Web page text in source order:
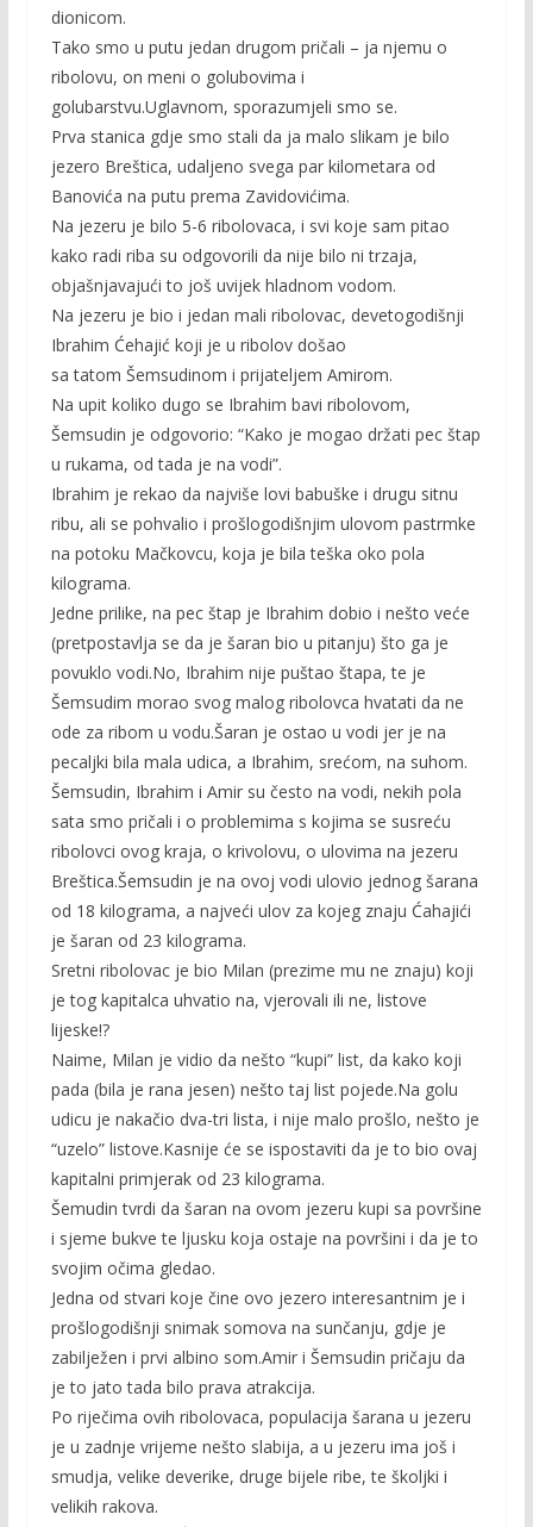
dionicom.
Tako smo u putu jedan drugom pričali – ja njemu o
ribolovu, on meni o golubovima i
golubarstvu.Uglavnom, sporazumjeli smo se.
Prva stanica gdje smo stali da ja malo slikam je bilo
jezero Breštica, udaljeno svega par kilometara od
Banovića na putu prema Zavidovićima.
Na jezeru je bilo 5-6 ribolovaca, i svi koje sam pitao
kako radi riba su odgovorili da nije bilo ni trzaja,
objašnjavajući to još uvijek hladnom vodom.
Na jezeru je bio i jedan mali ribolovac, devetogodišnji
Ibrahim Ćehajić koji je u ribolov došao
sa tatom Šemsudinom i prijateljem Amirom.
Na upit koliko dugo se Ibrahim bavi ribolovom,
Šemsudin je odgovorio: “Kako je mogao držati pec štap
u rukama, od tada je na vodi”.
Ibrahim je rekao da najviše lovi babuške i drugu sitnu
ribu, ali se pohvalio i prošlogodišnjim ulovom pastrmke
na potoku Mačkovcu, koja je bila teška oko pola
kilograma.
Jedne prilike, na pec štap je Ibrahim dobio i nešto veće
(pretpostavlja se da je šaran bio u pitanju) što ga je
povuklo vodi.No, Ibrahim nije puštao štapa, te je
Šemsudim morao svog malog ribolovca hvatati da ne
ode za ribom u vodu.Šaran je ostao u vodi jer je na
pecaljki bila mala udica, a Ibrahim, srećom, na suhom.
Šemsudin, Ibrahim i Amir su često na vodi, nekih pola
sata smo pričali i o problemima s kojima se susreću
ribolovci ovog kraja, o krivolovu, o ulovima na jezeru
Breštica.Šemsudin je na ovoj vodi ulovio jednog šarana
od 18 kilograma, a najveći ulov za kojeg znaju Ćahajići
je šaran od 23 kilograma.
Sretni ribolovac je bio Milan (prezime mu ne znaju) koji
je tog kapitalca uhvatio na, vjerovali ili ne, listove
lijeske!?
Naime, Milan je vidio da nešto “kupi” list, da kako koji
pada (bila je rana jesen) nešto taj list pojede.Na golu
udicu je nakačio dva-tri lista, i nije malo prošlo, nešto je
“uzelo” listove.Kasnije će se ispostaviti da je to bio ovaj
kapitalni primjerak od 23 kilograma.
Šemudin tvrdi da šaran na ovom jezeru kupi sa površine
i sjeme bukve te ljusku koja ostaje na površini i da je to
svojim očima gledao.
Jedna od stvari koje čine ovo jezero interesantnim je i
prošlogodišnji snimak somova na sunčanju, gdje je
zabilježen i prvi albino som.Amir i Šemsudin pričaju da
je to jato tada bilo prava atrakcija.
Po riječima ovih ribolovaca, populacija šarana u jezeru
je u zadnje vrijeme nešto slabija, a u jezeru ima još i
smudja, velike deverike, druge bijele ribe, te školjki i
velikih rakova.